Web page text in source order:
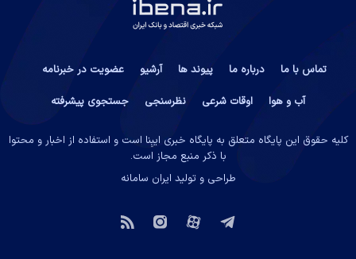
تماس با ما درباره ما پیوند ها آرشیو
عضویت در خبرنامه
آب و هوا
اوقات شرعی نظرسنجی جستجوی پیشرفته
کلیه حقوق این پایگاه متعلق به پایگاه خبری ایبِنا است و استفاده از اخبار و محتوا
با ذکر منبع مجاز است.
طراحی و تولید ایران سامانه